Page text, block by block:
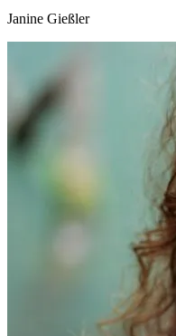
Janine Gießler